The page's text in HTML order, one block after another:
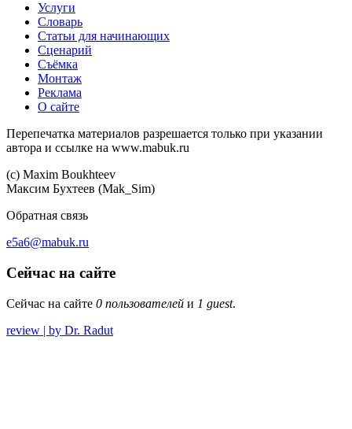
Услуги
Словарь
Статьи для начинающих
Сценарий
Съёмка
Монтаж
Реклама
О сайте
Перепечатка материалов разрешается только при указании
автора и ссылке на www.mabuk.ru
(c) Maхim Boukhteev
Максим Бухтеев (Mak_Sim)
Обратная связь
e5a6@mabuk.ru
Сейчас на сайте
Сейчас на сайте 0 пользователей и 1 guest.
review | by Dr. Radut